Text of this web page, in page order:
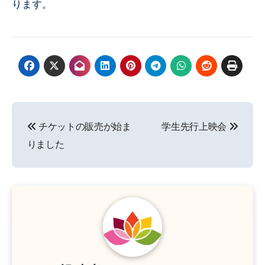
ります。
稿
ナ
チケットの販売が始ま
りました
学生先行上映会